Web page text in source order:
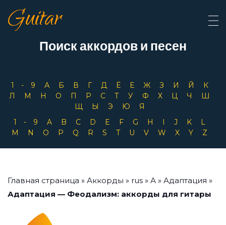
Guitar
Поиск аккордов и песен
1-9 А Б В Г Д Ё Е Ж З И Й
К
Л
М Н О П Р С Т У Ф Х Ц Ч
Ш
Щ
Ы Э Ю
Я
1-9
A B C D E F G H I J K
L
M
N O P Q R S T U V W X Y Z
Главная страница » Аккорды » rus » А » Адаптация »
Адаптация — Феодализм: аккорды для гитары